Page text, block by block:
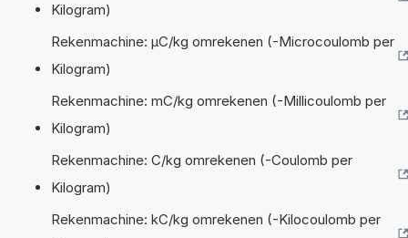
Kilogram)
Rekenmachine: µC/kg omrekenen (-Microcoulomb per
Kilogram)
Rekenmachine: mC/kg omrekenen (-Millicoulomb per
Kilogram)
Rekenmachine: C/kg omrekenen (-Coulomb per
Kilogram)
Rekenmachine: kC/kg omrekenen (-Kilocoulomb per